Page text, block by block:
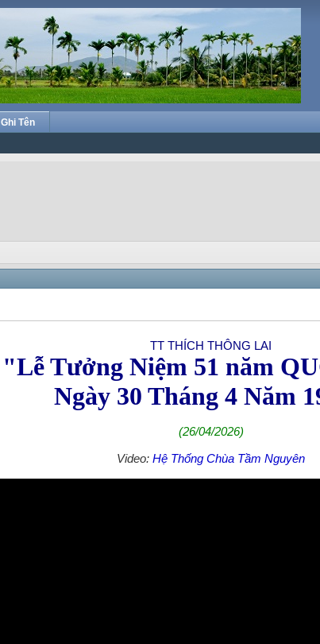
Ghi Tên
TT THÍCH THÔNG LAI
"Lễ Tưởng Niệm 51 năm
Ngày 30 Tháng 4 Năm
(26/04/2026)
Video: Hệ Thống Chùa Tầm Nguyên